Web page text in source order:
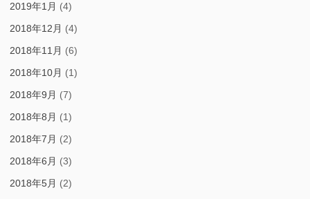
2019年1月 (4)
2018年12月 (4)
2018年11月 (6)
2018年10月 (1)
2018年9月 (7)
2018年8月 (1)
2018年7月 (2)
2018年6月 (3)
2018年5月 (2)